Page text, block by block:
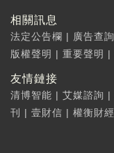
相關訊息
法定公告欄 | 廣告查詢
版權聲明 | 重要聲明 |
友情鏈接
清博智能 | 艾媒諮詢 |
刊
| 壹財信 | 權衡財經